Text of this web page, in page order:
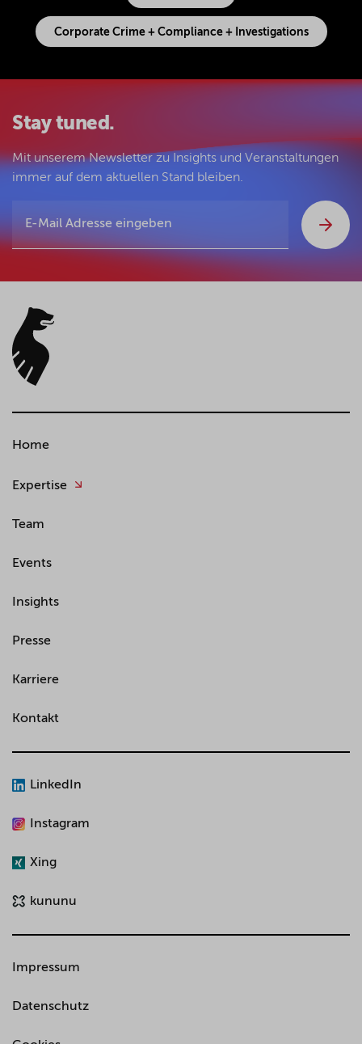
Corporate Crime + Compliance + Investigations
Stay tuned.
Mit unserem Newsletter zu Insights und Veranstaltungen
immer auf dem aktuellen Stand bleiben.
Home
Expertise
Team
Events
Insights
Presse
Karriere
Kontakt
LinkedIn
Instagram
Xing
kununu
Impressum
Datenschutz